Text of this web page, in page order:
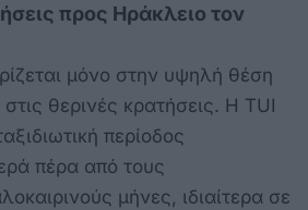
προς Ηράκλειο τον
μόνο στην υψηλή θέση
θερινές κρατήσεις. Η TUI
περίοδος
πέρα από τους
μήνες, ιδιαίτερα σε